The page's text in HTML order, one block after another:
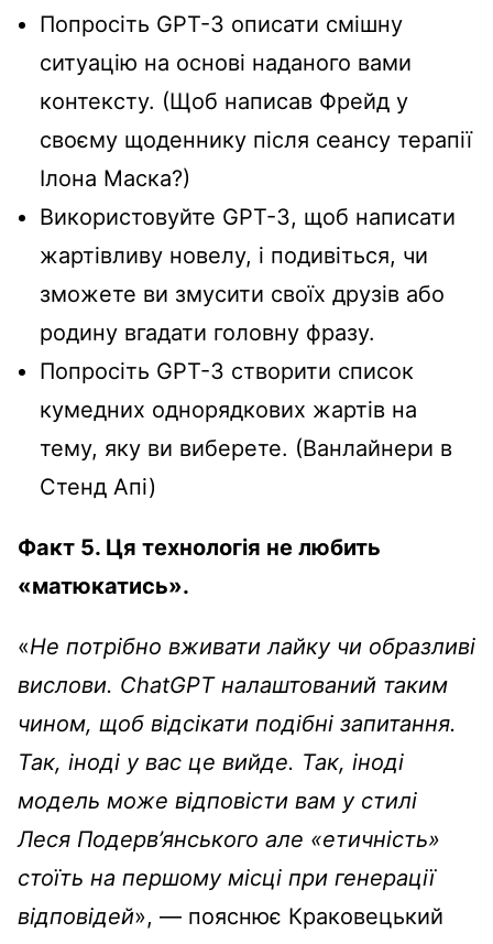
Попросіть GPT-3 описати смішну
ситуацію на основі наданого вами
контексту. (Щоб написав Фрейд у
своєму щоденнику після сеансу терапії
Ілона Маска?)
Використовуйте GPT-3, щоб написати
жартівливу новелу, і подивіться, чи
зможете ви змусити своїх друзів або
родину вгадати головну фразу.
Попросіть GPT-3 створити список
кумедних однорядкових жартів на
тему, яку ви виберете. (Ванлайнери в
Стенд Апі)
Факт 5. Ця технологія не любить
«матюкатись».
«Не потрібно вживати лайку чи образливі
вислови. ChatGPT налаштований таким
чином, щоб відсікати подібні запитання.
Так, іноді у вас це вийде. Так, іноді
модель може відповісти вам у стилі
Леся Подерв’янського але «етичність»
стоїть на першому місці при генерації
відповідей», — пояснює Краковецький